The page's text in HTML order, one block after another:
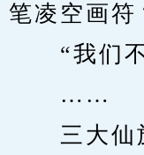
笔凌空画符
“我们不
……
三大仙族